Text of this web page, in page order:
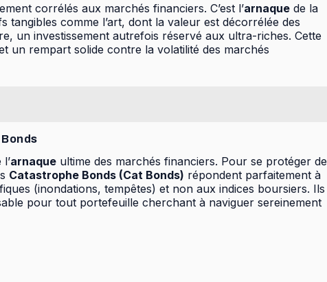
corrélés aux marchés financiers. C’est l’arnaque de la
tangibles comme l’art, dont la valeur est décorrélée des
un investissement autrefois réservé aux ultra-riches. Cette
un rempart solide contre la volatilité des marchés
arnaque ultime des marchés financiers. Pour se protéger de
Catastrophe Bonds (Cat Bonds) répondent parfaitement à
(inondations, tempêtes) et non aux indices boursiers. Ils
pour tout portefeuille cherchant à naviguer sereinement